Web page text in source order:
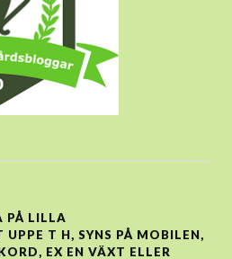
PÅ LILLA
UPPE T H, SYNS PÅ MOBILEN,
EX EN VÄXT ELLER